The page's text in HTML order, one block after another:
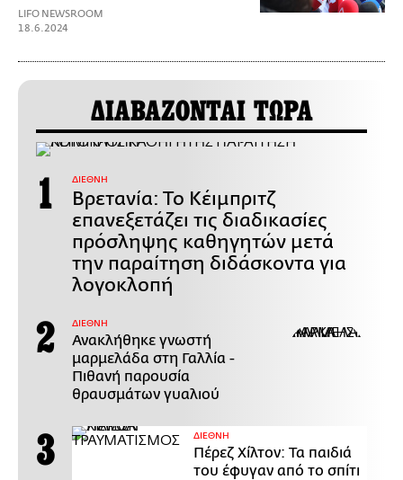
LIFO NEWSROOM
18.6.2024
ΔΙΑΒΑΖΟΝΤΑΙ ΤΩΡΑ
ΔΙΕΘΝΗ
Βρετανία: Το Κέιμπριτζ
επανεξετάζει τις διαδικασίες
πρόσληψης καθηγητών μετά
την παραίτηση διδάσκοντα για
λογοκλοπή
ΔΙΕΘΝΗ
Ανακλήθηκε γνωστή
μαρμελάδα στη Γαλλία -
Πιθανή παρουσία
θραυσμάτων γυαλιού
ΔΙΕΘΝΗ
Πέρεζ Χίλτον: Τα παιδιά
του έφυγαν από το σπίτι